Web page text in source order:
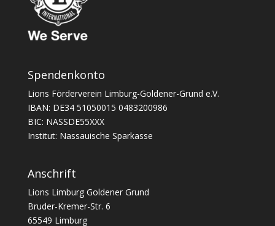
Spendenkonto
Lions Förderverein Limburg-Goldener-Grund e.V.
IBAN: DE34 51050015 0483200986
BIC: NASSDE55XXX
Institut: Nassauische Sparkasse
Anschrift
Lions Limburg Goldener Grund
Bruder-Kremer-Str. 6
65549 Limburg